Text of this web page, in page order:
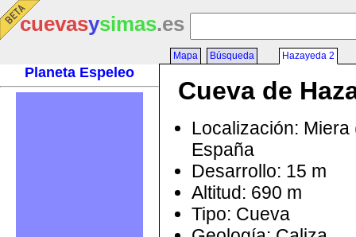
cuevasysimas.es
Planeta Espeleo
Mapa Búsqueda Hazayeda 2
Cueva de
Localización: Miera
España
Desarrollo: 15 m
Altitud: 690 m
Tipo: Cueva